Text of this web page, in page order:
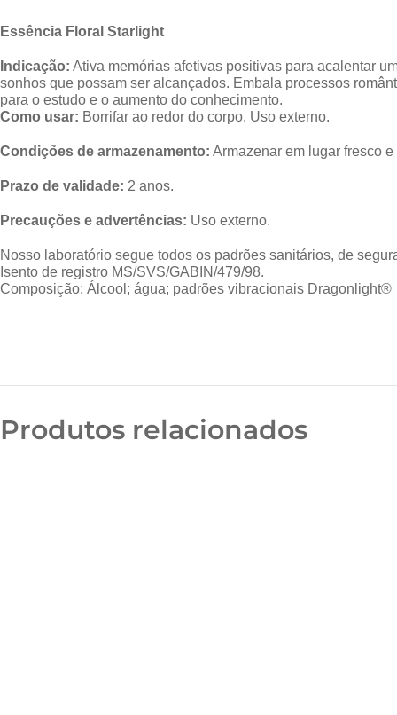
Essência Floral Starlight
Indicação: Ativa memórias afetivas positivas para acalentar
sonhos que possam ser alcançados. Embala processos
para o estudo e o aumento do conhecimento.
Como usar: Borrifar ao redor do corpo. Uso externo.
Condições de armazenamento: Armazenar em lugar fresco
Prazo de validade: 2 anos.
Precauções e advertências: Uso externo.
Nosso laboratório segue todos os padrões sanitários, de
Isento de registro MS/SVS/GABIN/479/98.
Composição: Álcool; água; padrões vibracionais Dragonlight®️
Produtos relacionados